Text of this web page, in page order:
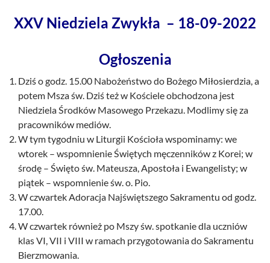
XXV Niedziela Zwykła – 18-09-2022
Ogłoszenia
Dziś o godz. 15.00 Nabożeństwo do Bożego Miłosierdzia, a
potem Msza św. Dziś też w Kościele obchodzona jest
Niedziela Środków Masowego Przekazu. Modlimy się za
pracowników mediów.
W tym tygodniu w Liturgii Kościoła wspominamy: we
wtorek – wspomnienie Świętych męczenników z Korei; w
środę – Święto św. Mateusza, Apostoła i Ewangelisty; w
piątek – wspomnienie św. o. Pio.
W czwartek Adoracja Najświętszego Sakramentu od godz.
17.00.
W czwartek również po Mszy św. spotkanie dla uczniów
klas VI, VII i VIII w ramach przygotowania do Sakramentu
Bierzmowania.